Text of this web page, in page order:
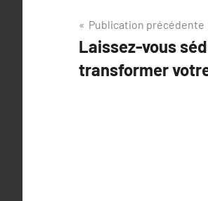
Navigation
de
l’article
Publication précédente
Laissez-vous
transformer